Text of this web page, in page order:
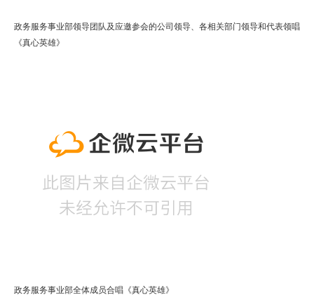
政务服务事业部领导团队及应邀参会的公司领导、各相关部门领导和代表领唱
《真心英雄》
政务服务事业部全体成员合唱《真心英雄》